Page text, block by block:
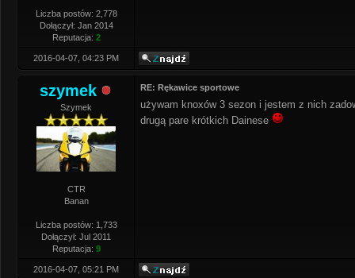
Liczba postów: 2,778
Dołączył: Jan 2014
Reputacja: 2
2016-04-07, 04:23 PM
szymek
Szymek
CTR
Banan
Liczba postów: 1,733
Dołączył: Jul 2011
Reputacja: 9
RE: Rękawice sportowe
używam knoxów 3 sezon i jestem z nich
drugą pare krótkich Dainese
2016-04-07, 05:21 PM